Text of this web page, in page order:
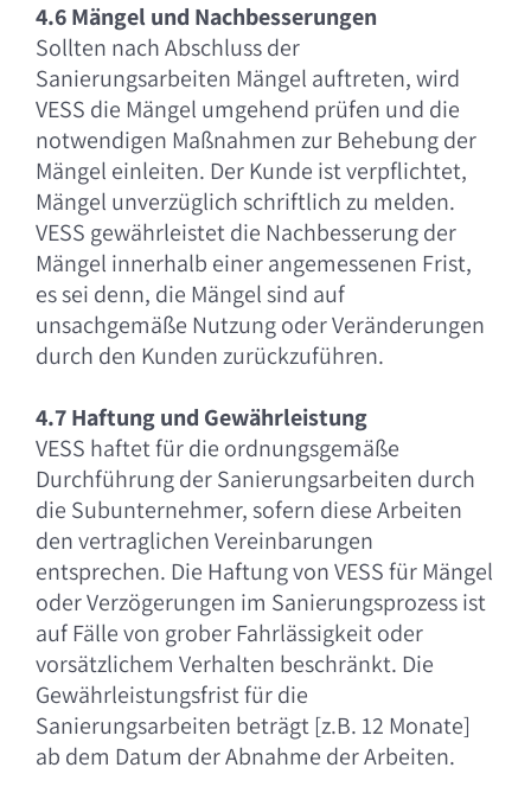
4.6 Mängel und Nachbesserungen
Sollten nach Abschluss der
Sanierungsarbeiten Mängel auftreten, wird
VESS die Mängel umgehend prüfen und die
notwendigen Maßnahmen zur Behebung der
Mängel einleiten. Der Kunde ist verpflichtet,
Mängel unverzüglich schriftlich zu melden.
VESS gewährleistet die Nachbesserung der
Mängel innerhalb einer angemessenen Frist,
es sei denn, die Mängel sind auf
unsachgemäße Nutzung oder Veränderungen
durch den Kunden zurückzuführen.
4.7 Haftung und Gewährleistung
VESS haftet für die ordnungsgemäße
Durchführung der Sanierungsarbeiten durch
die Subunternehmer, sofern diese Arbeiten
den vertraglichen Vereinbarungen
entsprechen. Die Haftung von VESS für Mängel
oder Verzögerungen im Sanierungsprozess ist
auf Fälle von grober Fahrlässigkeit oder
vorsätzlichem Verhalten beschränkt. Die
Gewährleistungsfrist für die
Sanierungsarbeiten beträgt [z.B. 12 Monate]
ab dem Datum der Abnahme der Arbeiten.